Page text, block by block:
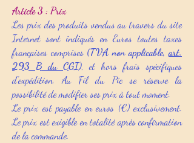
Article 3 : Prix
Les prix des produits vendus au travers du site
Internet sont indiqués en Euros toutes taxes
françaises comprises (TVA non applicable,art.
293 Bdu CGI), et hors frais spécifiques
d’expédition. Au Fil du Pic se réserve la
possibilité de modifier ses prix à tout moment.
Le prix est payable en euros (€) exclusivement.
Le prix est exigible en totalité après confirmation
de la commande.